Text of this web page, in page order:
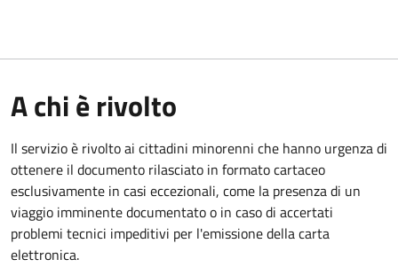
A chi è rivolto
Il servizio è rivolto ai cittadini minorenni che hanno urgenza di
ottenere il documento rilasciato in formato cartaceo
esclusivamente in casi eccezionali, come la presenza di un
viaggio imminente documentato o in caso di accertati
problemi tecnici impeditivi per l'emissione della carta
elettronica.